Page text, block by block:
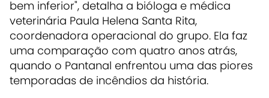
bem inferior", detalha a bióloga e médica
veterinária Paula Helena Santa Rita,
coordenadora operacional do grupo. Ela faz
uma comparação com quatro anos atrás,
quando o Pantanal enfrentou uma das piores
temporadas de incêndios da história.